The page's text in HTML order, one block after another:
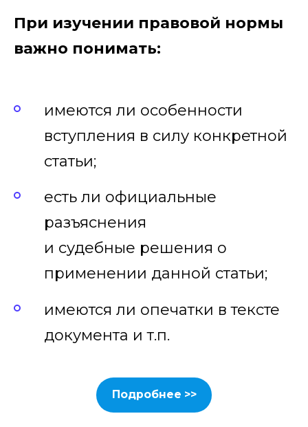
При изучении правовой нормы
важно понимать:
имеются ли особенности
вступления в силу конкретной
статьи;
есть ли официальные
разъяснения
и судебные решения о
применении данной статьи;
имеются ли опечатки в тексте
документа и т.п.
Подробнее >>